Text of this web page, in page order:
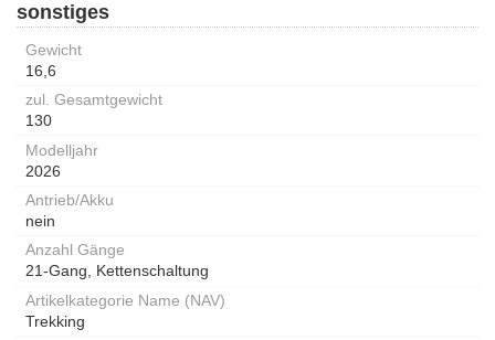
sonstiges
Gewicht
16,6
zul. Gesamtgewicht
130
Modelljahr
2026
Antrieb/Akku
nein
Anzahl Gänge
21-Gang, Kettenschaltung
Artikelkategorie Name (NAV)
Trekking